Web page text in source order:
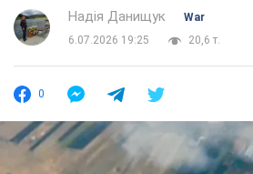
Надія Данищук
War
6.07.2026 19:25
20,6 т.
0